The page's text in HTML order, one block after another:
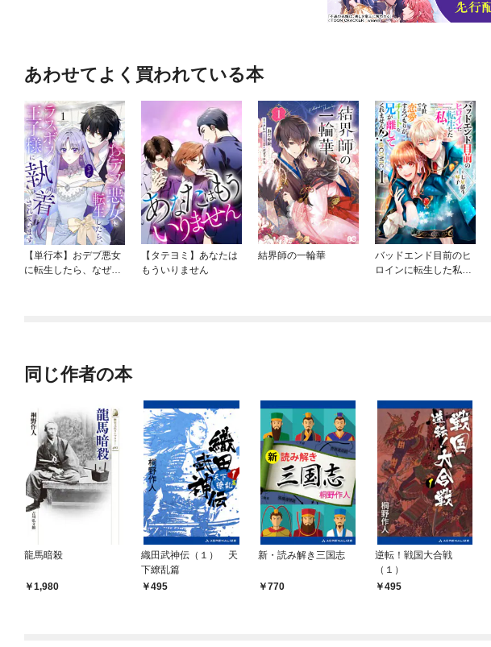
あわせてよく買われている本
【単行本】おデブ悪女
に転生したら、なぜか
【タテヨミ】あなたは
もういりません
結界師の一輪華
バッドエンド目前のヒ
ロインに転生した私、
同じ作者の本
龍馬暗殺
1,980
織田武神伝（１） 天
下繚乱篇
495
新・読み解き三国志
770
逆転！戦国大合戦
（１）
495